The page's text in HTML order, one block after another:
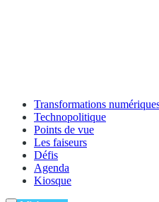
Transformations
Technopolitique
Points de vue
Les faiseurs
Défis
Agenda
Kiosque